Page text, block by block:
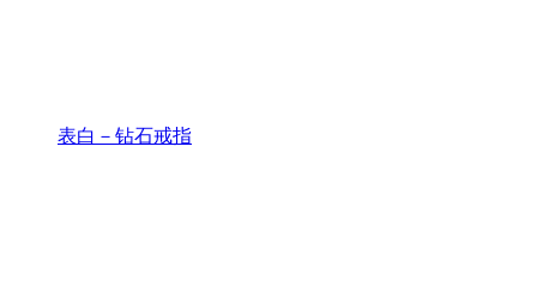
表白－钻石戒指